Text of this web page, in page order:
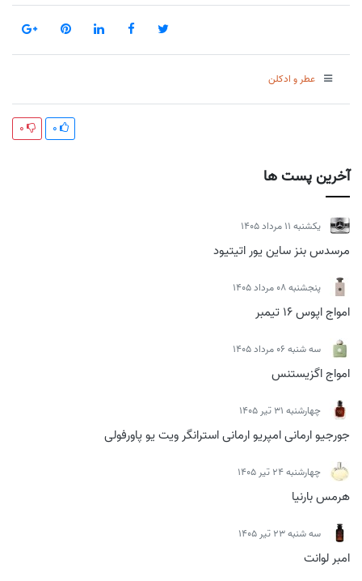
آخرین پست ها
يكشنبه 11 مرداد 1405
مرسدس بنز ساین یور اتیتیود
پنجشنبه 08 مرداد 1405
امواج اپوس 16 تیمبر
سه شنبه 06 مرداد 1405
امواج اگزیستنس
چهارشنبه 31 تیر 1405
جورجیو ارمانی امپریو ارمانی استرانگر ویت یو پاورفولی
چهارشنبه 24 تیر 1405
هرمس بارنیا
سه شنبه 23 تیر 1405
امبر لوانت
عطر و ادکلن